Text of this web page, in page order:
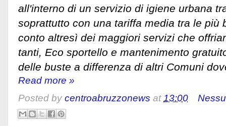
all'interno di un servizio di igiene urbana
soprattutto con una tariffa media tra le più
conto altresì dei maggiori servizi che
tanti, Eco sportello e mantenimento
delle buste a differenza di altri Comuni
Read more »
Posted by centroabruzzonews at13:00